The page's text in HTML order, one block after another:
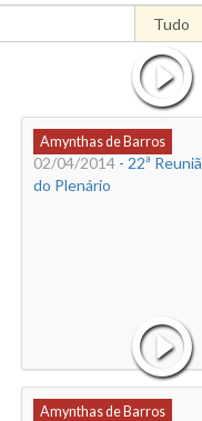
Amynthas de Barros
02/04/2014- 22ª
do Plenário
Amynthas de Barros